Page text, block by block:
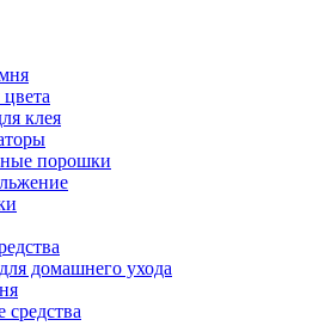
клея
порошки
домашнего ухода